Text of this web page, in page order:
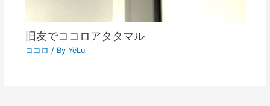
旧友でココロアタタマル
ココロ / By YéLu